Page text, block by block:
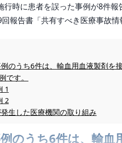
時に患者を誤った事例が8件
報告書「共有すべき医療事故情
のうち6件は、輸血用血液製剤を
です。
1
2
生した医療機関の取り組み
のうち6件は、輸血